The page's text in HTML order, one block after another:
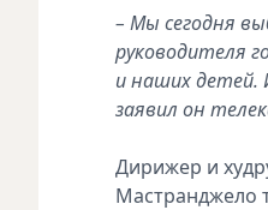
– Мы сегодня
руководителя
и наших детей.
заявил он
Дирижер и
Мастранджело